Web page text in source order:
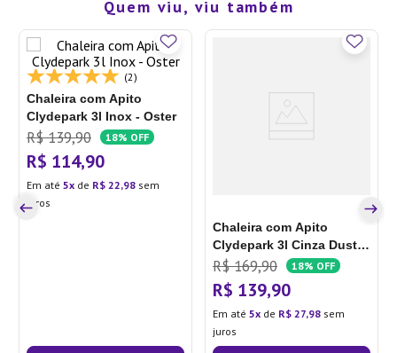
Quem viu, viu também
(2)
Chaleira com Apito
Clydepark 3l Inox - Oster
R$ 139,90 18% OFF
R$ 114,90
Em até 5 de R$ 22,98 sem
juros
Chaleira com Apito
Clydepark 3l Cinza Dust -
Oster
R$ 169,90 18% OFF
R$ 139,90
Em até 5 de R$ 27,98 sem
juros